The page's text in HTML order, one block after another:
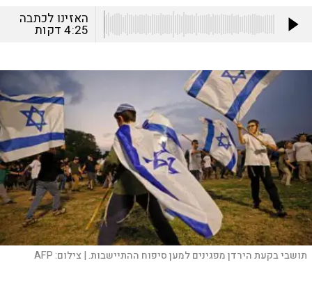
האזינו לכתבה
4:25דקות
תושבי בקעת הירדן מפגינים למען סיפוח ההתיישבות. | צילום:AFP